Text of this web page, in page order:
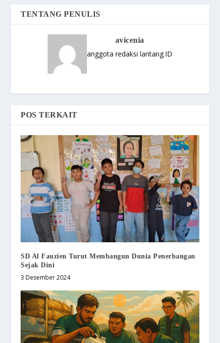
TENTANG PENULIS
avicenia
anggota redaksi lantang.ID
POS TERKAIT
SD Al Fauzien Turut Membangun Dunia Penerbangan
Sejak Dini
3 Desember 2024